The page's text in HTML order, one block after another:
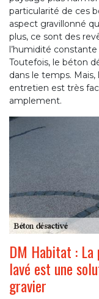
particularité de ces
aspect gravillonné
plus, ce sont des
l’humidité
Toutefois, le béton
dans le temps.
entretien est très
amplement.
DM Habitat : La
lavé est une
gravier